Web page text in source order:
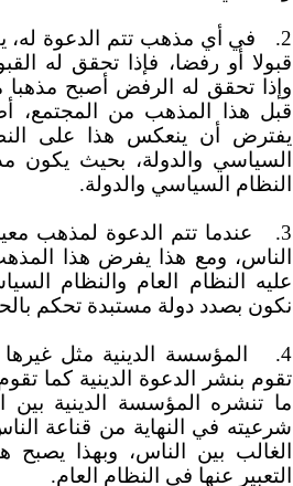
2.
في أي مذهب تتم الدعوة
قبولا أو رفضا، فإذا تحقق له
وإذا تحقق له الرفض أصبح مذهبا
قبل هذا المذهب من المجتمع،
يفترض أن ينعكس هذا على
السياسي والدولة، بحيث
النظام السياسي والدولة.
3.
عندما تتم الدعوة لمذهب
الناس، ومع هذا يفرض هذا
عليه النظام العام والنظام
نكون بصدد دولة مستبدة تحكم
4.
المؤسسة الدينية مثل
تقوم بنشر الدعوة الدينية كما
ما تنشره المؤسسة الدينية
شرعيته في النهاية من قناعة
الغالب بين الناس، وبهذا يصبح
التعبير عنها في النظام العام.